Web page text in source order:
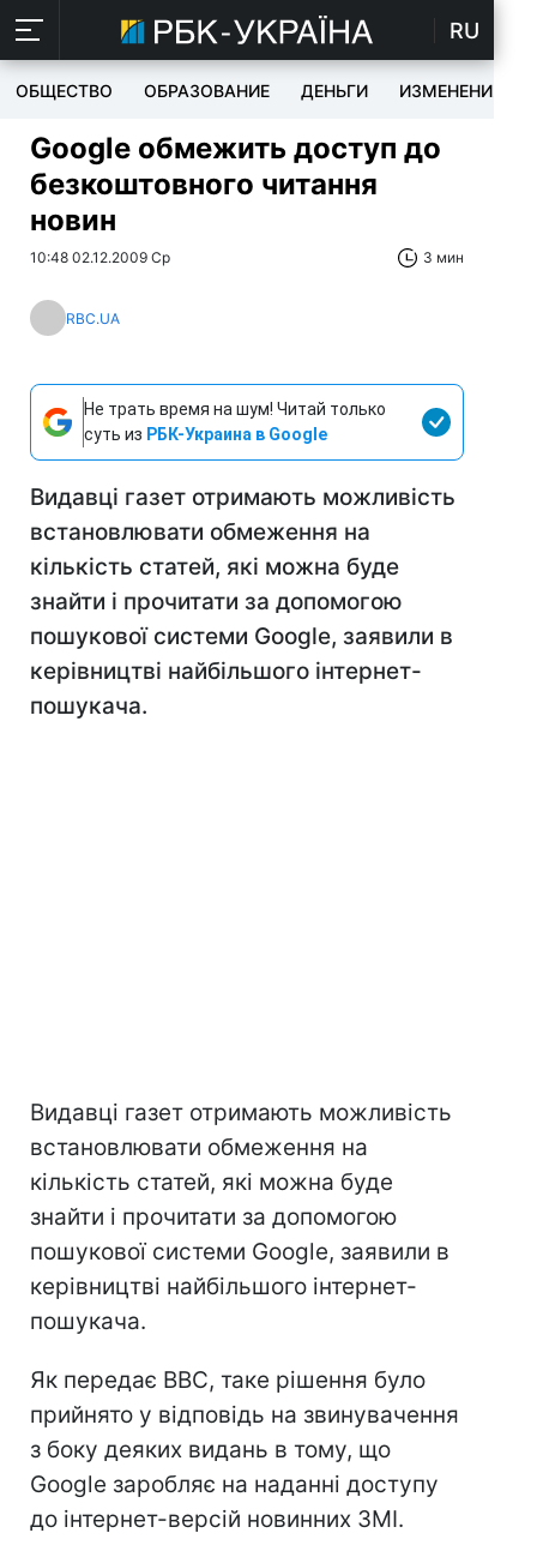
RU
ОБЩЕСТВО ОБРАЗОВАНИЕ ДЕНЬГИ ИЗМЕНЕНИЯ
Google обмежить доступ до
безкоштовного читання
новин
10:48 02.12.2009 Ср 3 мин
RBC.UA
Не трать время на шум! Читай только
суть из РБК-Украина в Google
Видавці газет отримають можливість
встановлювати обмеження на
кількість статей, які можна буде
знайти і прочитати за допомогою
пошукової системи Google, заявили в
керівництві найбільшого інтернет-
пошукача.
Видавці газет отримають можливість
встановлювати обмеження на
кількість статей, які можна буде
знайти і прочитати за допомогою
пошукової системи Google, заявили в
керівництві найбільшого інтернет-
пошукача.
Як передає ВВС, таке рішення було
прийнято у відповідь на звинувачення
з боку деяких видань в тому, що
Google заробляє на наданні доступу
до інтернет-версій новинних ЗМІ.